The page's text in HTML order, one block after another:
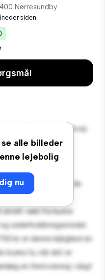
Nørresundby
siden
alle billeder
lejebolig
nu
på Stigsborg Parkvej
Denne moderne 4-
og hyggeligt
er perfekt til at
er udstyret med de
førsteklasses
skridt væk fra byens
underholdningssteder.
kr er denne lejlighed en
byens liv, når det er
en fremvisning i dag!